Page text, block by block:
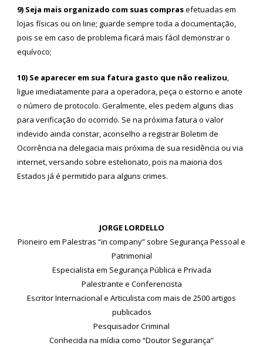
9) Seja mais organizado com suas comprasefetuadas em
lojas físicas ou on line; guarde sempre toda a documentação,
pois se em caso de problema ficará mais fácil demonstrar o
equívoco;
10) Se aparecer em sua fatura gasto que não realizou,
ligue imediatamente para a operadora, peça o estorno e anote
o número de protocolo. Geralmente, eles pedem alguns dias
para verificação do ocorrido. Se na próxima fatura o valor
indevido ainda constar, aconselho a registrar Boletim de
Ocorrência na delegacia mais próxima de sua residência ou via
internet, versando sobre estelionato, pois na maioria dos
Estados já é permitido para alguns crimes.
JORGE LORDELLO
Pioneiro em Palestras “in company” sobre Segurança Pessoal e
Patrimonial
Especialista em Segurança Pública e Privada
Palestrante e Conferencista
Escritor Internacional e Articulista com mais de 2500 artigos
publicados
Pesquisador Criminal
Conhecida na mídia como “Doutor Segurança”